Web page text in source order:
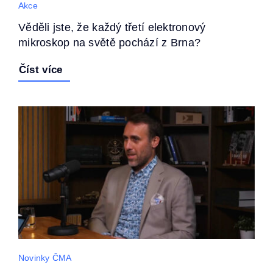
Akce
Věděli jste, že každý třetí elektronový
mikroskop na světě pochází z Brna?
Číst více
Novinky ČMA